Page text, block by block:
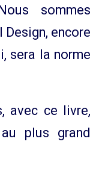
sommes
encore
sera la norme
avec ce livre,
plus grand